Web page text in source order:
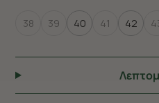
38 39 40 41 42